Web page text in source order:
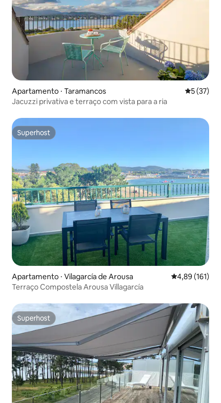
Apartamento ⋅ Taramancos 5 de uma
5 (37)
Jacuzzi privativa e terraço com vista para a ria
Superhost
Superhost
Apartamento ⋅ Vilagarcía de Arousa 4,89 de uma
4,89 (161)
Terraço Compostela Arousa Villagarcía
Superhost
Superhost